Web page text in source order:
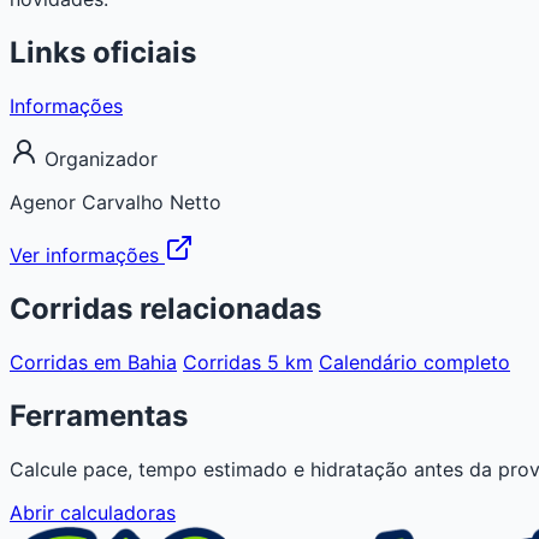
Links oficiais
Informações
Organizador
Agenor Carvalho Netto
Ver informações
Corridas relacionadas
Corridas em Bahia Corridas 5 km Calendário completo
Ferramentas
Calcule pace, tempo estimado e hidratação antes da
Abrir calculadoras